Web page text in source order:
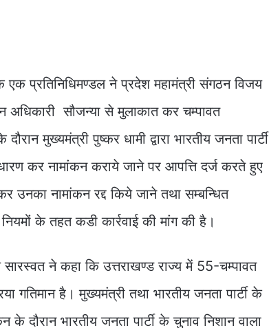
प्रतिनिधिमण्डल ने प्रदेश महामंत्री संगठन विजय
अधिकारी सौजन्या से मुलाकात कर चम्पावत
मुख्यमंत्री पुष्कर धामी द्वारा भारतीय जनता पार्टी
कर नामांकन कराये जाने पर आपत्ति दर्ज करते हुए
नामांकन रद्द किये जाने तथा सम्बन्धित
के तहत कडी कार्रवाई की मांग की है।
ने कहा कि उत्तराखण्ड राज्य में 55-चम्पावत
गतिमान है। मुख्यमंत्री तथा भारतीय जनता पार्टी के
के दौरान भारतीय जनता पार्टी के चुनाव निशान वाला